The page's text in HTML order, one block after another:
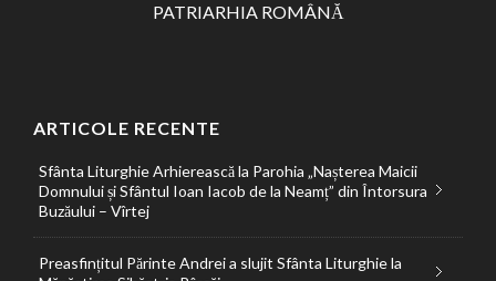
PATRIARHIA ROMÂNĂ
ARTICOLE RECENTE
Sfânta Liturghie Arhierească la Parohia „Nașterea Maicii
Domnului și Sfântul Ioan Iacob de la Neamț” din Întorsura
Buzăului – Vîrtej
Preasfințitul Părinte Andrei a slujit Sfânta Liturghie la